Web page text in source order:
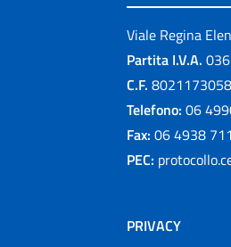
Viale Regina
Partita I.V.A.
C.F.
Telefono: 06
Fax: 06 4938
PEC:
PRIVACY